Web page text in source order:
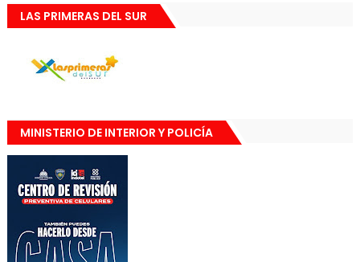
LAS PRIMERAS DEL SUR
MINISTERIO DE INTERIOR Y POLICÍA